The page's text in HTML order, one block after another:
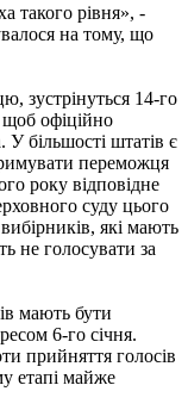
такого рівня», -
на тому, що
зустрінуться 14-го
офіційно
У більшості штатів є
переможця
року відповідне
суду цього
які мають
не голосувати за
мають бути
6-го січня.
прийняття голосів
етапі майже